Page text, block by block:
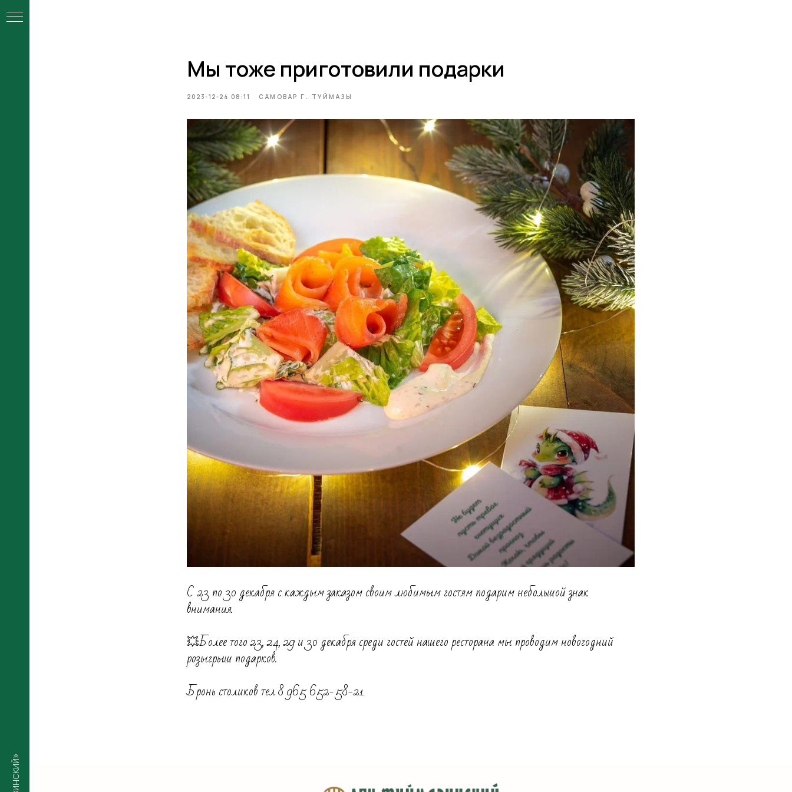
Мы тоже приготовили подарки
2023-12-24 08:11 САМОВАР Г. ТУЙМАЗЫ
С 23 по 30 декабря с каждым заказом своим любимым гостям подарим небольшой знак
внимания.
💥Более того 23, 24, 29 и 30 декабря среди гостей нашего ресторана мы проводим новогодний
розыгрыш подарков.
Бронь столиков тел 8 965 652-58-21